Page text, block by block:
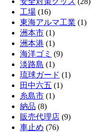
工場 (16)
東海アルマ工業 (1)
洲本市 (1)
洲本港 (1)
海洋ゴミ (9)
淡路島 (1)
琉球ガード (1)
田中六五 (1)
糸島市 (1)
納品 (8)
販売代理店 (9)
車止め (76)